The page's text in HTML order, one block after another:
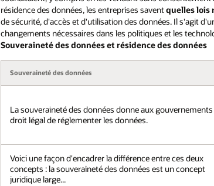
résidence des données, les entreprises saventquelles lois
de sécurité, d'accès et d'utilisation des données. Il s'agit
changements nécessaires dans les politiques et les
Souveraineté des données et résidence des données
Souveraineté des données
La souveraineté des données donne aux gouvernements
droit légal de réglementer les données.
Voici une façon d'encadrer la différence entre ces deux
concepts : la souveraineté des données est un concept
juridique large...